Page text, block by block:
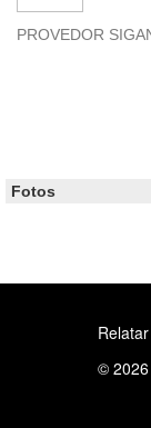
PROVEDOR
Fotos
©